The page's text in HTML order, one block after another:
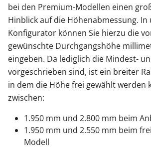
bei den Premium-Modellen einen
Hinblick auf die Höhenabmessung. In
Konfigurator können Sie hierzu die
gewünschte Durchgangshöhe
eingeben. Da lediglich die Mindest-
vorgeschrieben sind, ist ein breiter
in dem die Höhe frei gewählt werden
zwischen:
1.950 mm und 2.800 mm beim
1.950 mm und 2.550 mm beim
Modell